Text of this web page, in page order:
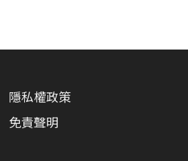
隱私權政策
免責聲明